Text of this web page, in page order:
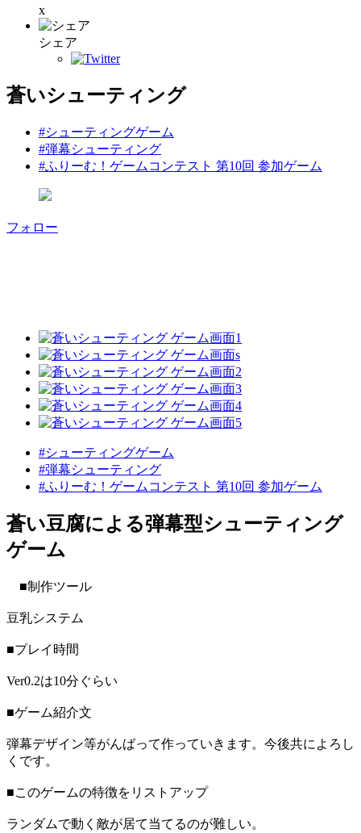
x
シェア
蒼いシューティング
#シューティングゲーム
#弾幕シューティング
#ふりーむ！ゲームコンテスト 第10回 参加ゲーム
フォロー
#シューティングゲーム
#弾幕シューティング
#ふりーむ！ゲームコンテスト 第10回 参加ゲーム
蒼い豆腐による弾幕型シューティング
ゲーム
■制作ツール
豆乳システム
■プレイ時間
Ver0.2は10分ぐらい
■ゲーム紹介文
弾幕デザイン等がんばって作っていきます。今後共によろし
くです。
■このゲームの特徴をリストアップ
ランダムで動く敵が居て当てるのが難しい。